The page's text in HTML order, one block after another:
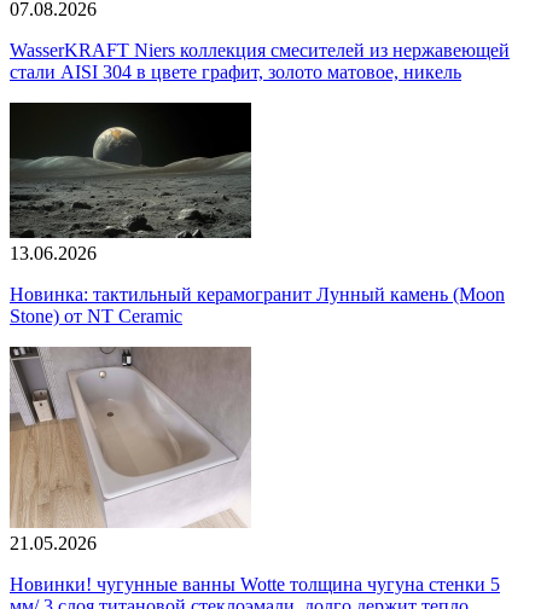
07.08.2026
WasserKRAFT Niers коллекция смесителей из нержавеющей
стали AISI 304 в цвете графит, золото матовое, никель
13.06.2026
Новинка: тактильный керамогранит Лунный камень (Moon
Stone) от NT Ceramic
21.05.2026
Новинки! чугунные ванны Wotte толщина чугуна стенки 5